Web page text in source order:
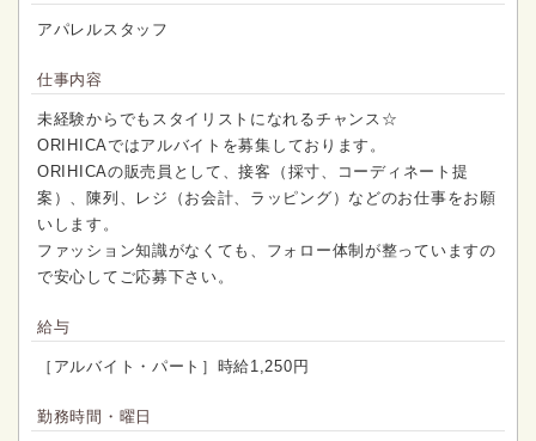
アパレルスタッフ
仕事内容
未経験からでもスタイリストになれるチャンス☆
ORIHICAではアルバイトを募集しております。
ORIHICAの販売員として、接客（採寸、コーディネート提
案）、陳列、レジ（お会計、ラッピング）などのお仕事をお願
いします。
ファッション知識がなくても、フォロー体制が整っていますの
で安心してご応募下さい。
給与
［アルバイト・パート］時給1,250円
勤務時間・曜日